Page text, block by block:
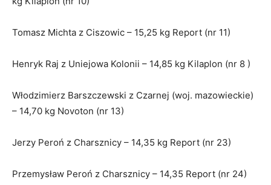
Tomasz Michta z Ciszowic – 15,25 kg Report (nr 11)
Henryk Raj z Uniejowa Kolonii – 14,85 kg Kilaplon (nr 8 )
Włodzimierz Barszczewski z Czarnej (woj. mazowieckie)
– 14,70 kg Novoton (nr 13)
Jerzy Peroń z Charsznicy – 14,35 kg Report (nr 23)
Przemysław Peroń z Charsznicy – 14,35 Report (nr 24)